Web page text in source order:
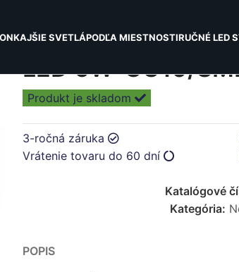
SVETLÁPODĽA MIESTNOSTIRUČNÉ LED
LED 6W-GU10/
Produkt je skladom
3-ročná záruka
Vrátenie tovaru do 60 dní
Katalógové
Kategória:
POPIS